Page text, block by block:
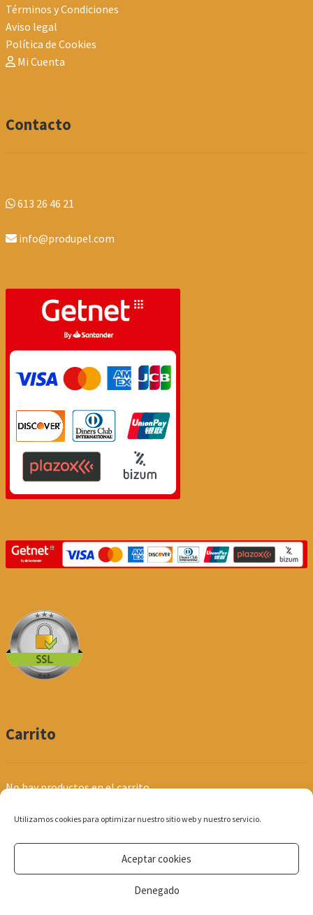
Utilizamos cookies para optimizar nuestro sitio web y nuestro servicio.
Aceptar cookies
Denegado
Términos y Condiciones
Aviso legal
Política de Cookies
Mi Cuenta
Contacto
613 26 46 21
info@produpel.com
Carrito
No hay productos en el carrito.
© Produpel | Productos de Peluquería y Estética 2026